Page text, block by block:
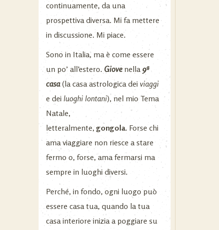
continuamente, da una
prospettiva diversa. Mi fa mettere
in discussione. Mi piace.
Sono in Italia, ma è come essere
un po’ all’estero. Giove nella9ª
casa(la casa astrologica dei viaggi
e dei luoghi lontani), nel mio Tema
Natale,
letteralmente, gongola. Forse chi
ama viaggiare non riesce a stare
fermo o, forse, ama fermarsi ma
sempre in luoghi diversi.
Perché, in fondo, ogni luogo può
essere casa tua, quando la tua
casa interiore inizia a poggiare su